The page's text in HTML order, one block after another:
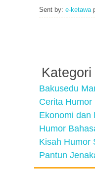
Sent by: e-ketawa
Bakusedu
Cerita Humor
Ekonomi dan
Humor
Kisah Humor
Pantun